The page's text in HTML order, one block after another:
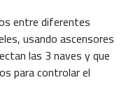
entre diferentes
usando ascensores
las 3 naves y que
para controlar el